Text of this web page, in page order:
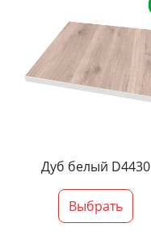
Дуб белый D4430
Выбрать